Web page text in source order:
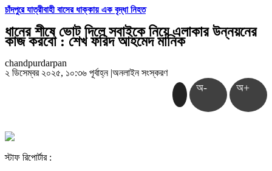
চাঁদপুরে যাত্রীবাহী বাসের ধাক্কায় এক বৃদ্ধা নিহত
ধানের শীষে ভোট দিলে সবাইকে নিয়ে এলাকার উন্নয়নের
কাজ করবো : শেখ ফরিদ আহমেদ মানিক
chandpurdarpan
২ ডিসেম্বর ২০২৫, ১০:৩৬ পূর্বাহ্ন |অনলাইন সংস্করণ
অ- অ+
স্টাফ রিপোর্টার :